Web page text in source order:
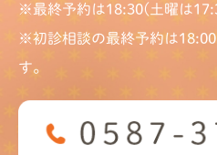
※最終予約は18:30(土曜は
※初診相談の最終予約は
す。